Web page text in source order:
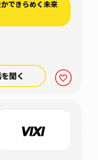
できらめく未来
聞く